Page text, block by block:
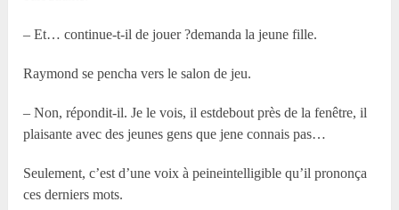
– Et… continue-t-il de jouer ?demanda la jeune fille.
Raymond se pencha vers le salon de jeu.
– Non, répondit-il. Je le vois, il estdebout près de la fenêtre, il
plaisante avec des jeunes gens que jene connais pas…
Seulement, c’est d’une voix à peineintelligible qu’il prononça
ces derniers mots.